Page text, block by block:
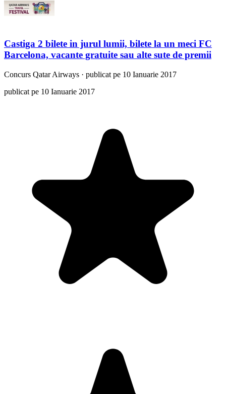
Castiga 2 bilete in jurul lumii, bilete la un meci FC
Barcelona, vacante gratuite sau alte sute de premii
Concurs Qatar Airways · publicat pe 10 Ianuarie 2017
publicat pe 10 Ianuarie 2017